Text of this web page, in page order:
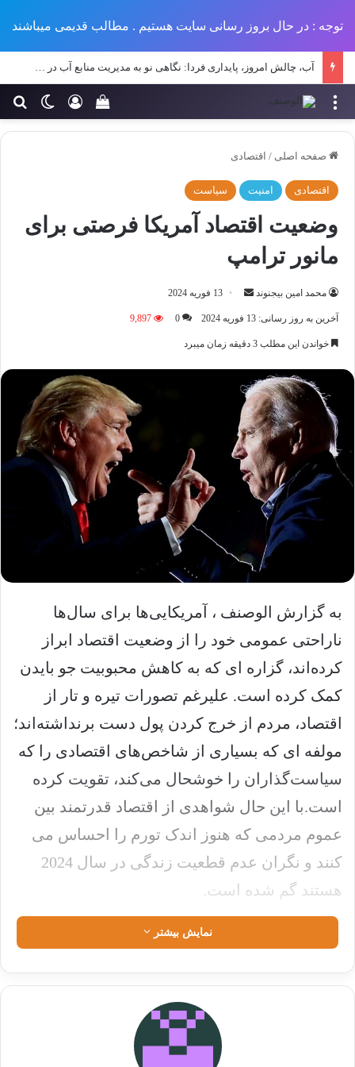
توجه : در حال بروز رسانی سایت هستیم . مطالب قدیمی میباشند
آب، چالش امروز، پایداری فردا: نگاهی نو به مدیریت منابع آب در طرح‌های عمرانی ایران
تغییر ورود
سبد خرید خود را منو
صفحه اصلی / اقتصادی
اقتصادی امنیت سیاست
وضعیت اقتصاد آمریکا فرصتی برای
مانور ترامپ
محمد امین بیجنوند
ارسال13 فوریه 2024
آخرین به روز رسانی: 13 فوریه 2024 0
9,897
خواندن این مطلب 3 دقیقه زمان میبرد
به گزارش الوصنف ، آمریکایی‌ها برای سال‌ها
ناراحتی عمومی خود را از وضعیت اقتصاد ابراز
کرده‌اند، گزاره ای که به کاهش محبوبیت جو بایدن
کمک کرده است. علیرغم تصورات تیره و تار از
اقتصاد، مردم از خرج کردن پول دست برنداشته‌اند؛
مولفه ای که بسیاری از شاخص‌های اقتصادی را که
سیاست‌گذاران را خوشحال می‌کند، تقویت کرده
است.با این حال شواهدی از اقتصاد قدرتمند بین
عموم مردمی که هنوز اندک تورم را احساس می
کنند و نگران عدم قطعیت زندگی در سال 2024
هستند گم شده است.
نمایش بیشتر